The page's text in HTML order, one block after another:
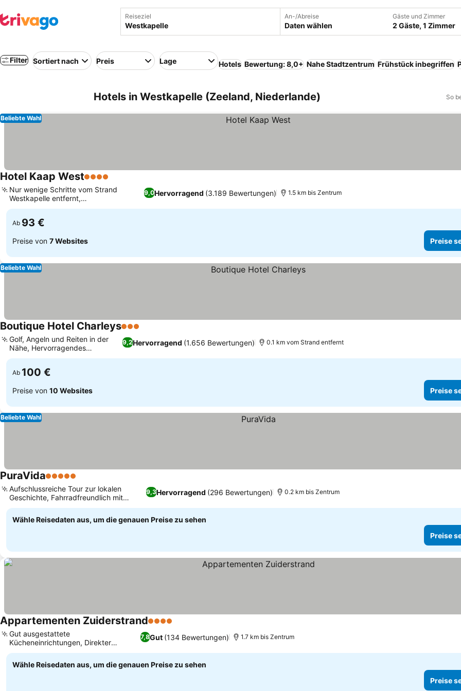
Reiseziel An-/Abreise
Daten wählen
Gäste und Zimmer
2 Gäste, 1 Zimmer
Filter Sortiert nach Preis Lage Hotels Bewertung: 8,0+ Nahe Stadtzentrum Frühstück inbegriffen
Hotels in Westkapelle (Zeeland, Niederlande) So
Beliebte Wahl
Hotel Kaap West4 Sterne
9,0Hervorragend (3.189 Bewertungen)
Nur wenige Schritte vom Strand
Westkapelle entfernt,
Außergewöhnliches Frühstücksbuffet
1.5 km bis Zentrum
Ab 93 €
Preise von 7 Websites Preise
Beliebte Wahl
Boutique Hotel Charleys3 Sterne
9,2Hervorragend (1.656 Bewertungen)
Golf, Angeln und Reiten in der
Nähe, Hervorragendes
Frühstücksbuffet
0.1 km vom Strand entfernt
Ab 100 €
Preise von 10 Websites Preise
Beliebte Wahl
PuraVida5 Sterne
9,3Hervorragend (296 Bewertungen)
Aufschlussreiche Tour zur lokalen
Geschichte, Fahrradfreundlich mit
sicherer Aufbewahrung
0.2 km bis Zentrum
Wähle Reisedaten aus, um die genauen Preise zu sehen
Preise
Appartementen Zuiderstrand4 Sterne
7,8Gut (134 Bewertungen)
Gut ausgestattete
Kücheneinrichtungen, Direkter
Strandzugang für Gäste
1.7 km bis Zentrum
Wähle Reisedaten aus, um die genauen Preise zu sehen
Preise